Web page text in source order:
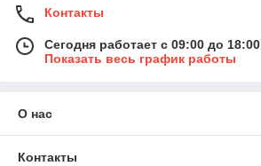
Контакты
Сегодня работает с 09:00 до 18:00
Показать весь график работы
О нас
Контакты